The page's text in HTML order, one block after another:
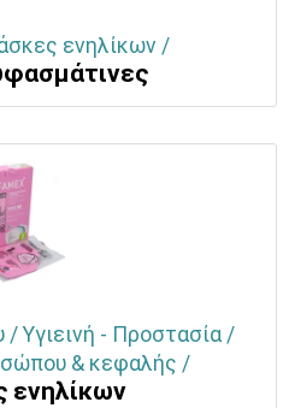
ενηλίκων /
/ Υγιεινή - Προστασία /
& κεφαλής /
ενηλίκων